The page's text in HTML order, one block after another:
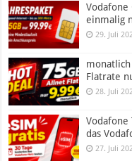
Vodafone
einmalig
29. Juli
Flatrate
28. Juli
Vodafone
das
27. Juli